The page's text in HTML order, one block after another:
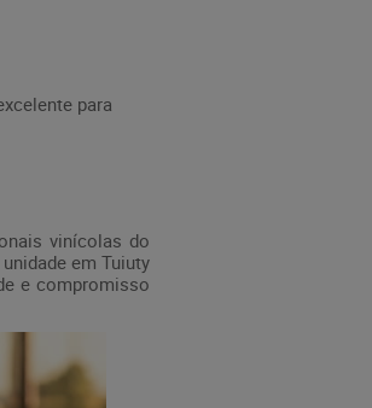
para
vinícolas do
em Tuiuty
e compromisso